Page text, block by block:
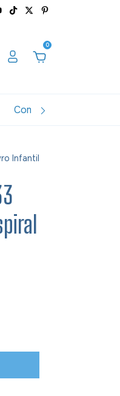
0
Combos
Infantil